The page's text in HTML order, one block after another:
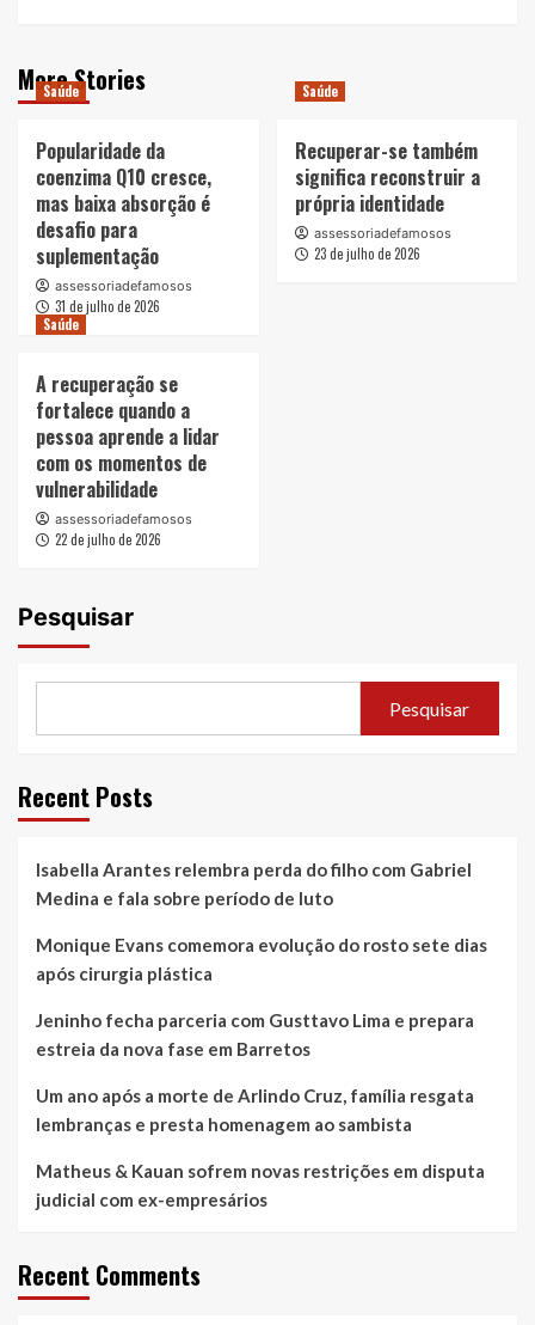
More Stories
Saúde
Popularidade da
coenzima Q10 cresce,
mas baixa absorção é
desafio para
suplementação
assessoriadefamosos
31 de julho de 2026
Saúde
Recuperar-se também
significa reconstruir a
própria identidade
assessoriadefamosos
23 de julho de 2026
Saúde
A recuperação se
fortalece quando a
pessoa aprende a lidar
com os momentos de
vulnerabilidade
assessoriadefamosos
22 de julho de 2026
Pesquisar
Pesquisar
Recent Posts
Isabella Arantes relembra perda do filho com Gabriel
Medina e fala sobre período de luto
Monique Evans comemora evolução do rosto sete dias
após cirurgia plástica
Jeninho fecha parceria com Gusttavo Lima e prepara
estreia da nova fase em Barretos
Um ano após a morte de Arlindo Cruz, família resgata
lembranças e presta homenagem ao sambista
Matheus & Kauan sofrem novas restrições em disputa
judicial com ex-empresários
Recent Comments